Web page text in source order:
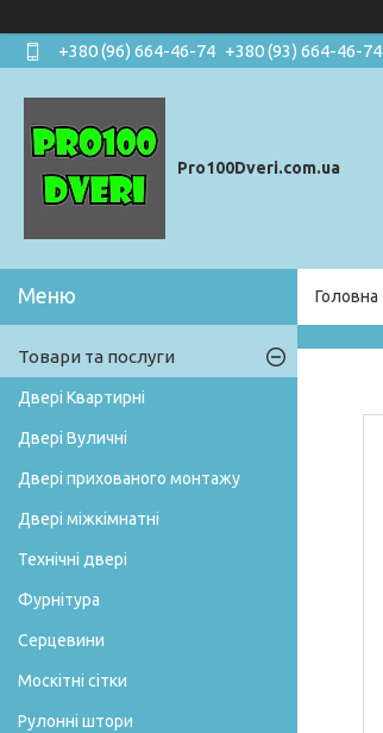
+380 (96) 664-46-74 +380 (93) 664-46-74
Pro100Dveri.com.ua
Головна
Товари та послуги
Двері Квартирні
Двері Вуличні
Двері прихованого монтажу
Двері міжкімнатні
Технічні двері
Фурнітура
Серцевини
Москітні сітки
Рулонні штори